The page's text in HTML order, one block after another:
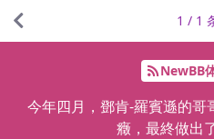
NewBB
今年四月，鄧肯-羅賓遜的
癥，最終做出
1 / 1